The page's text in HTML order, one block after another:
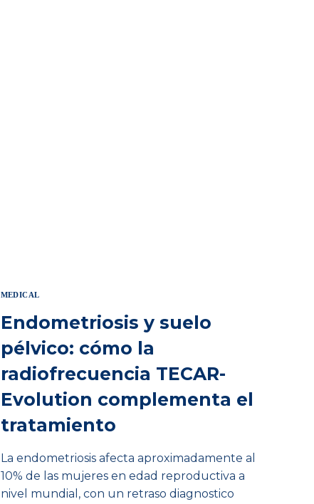
MEDICAL
Endometriosis y suelo
pélvico: cómo la
radiofrecuencia TECAR-
Evolution complementa el
tratamiento
La endometriosis afecta aproximadamente al
10% de las mujeres en edad reproductiva a
nivel mundial, con un retraso diagnostico